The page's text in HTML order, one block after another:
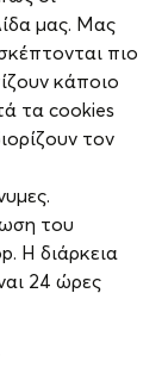
μας. Μας
πιο
κάποιο
τα cookies
τον
του
Η διάρκεια
24 ώρες